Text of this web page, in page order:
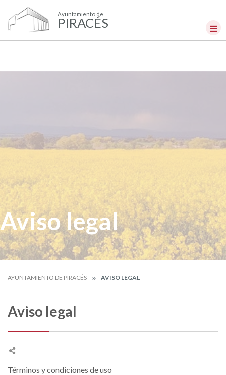
Ayuntamiento de
PIRACÉS
Aviso legal
AYUNTAMIENTO DE PIRACÉS AVISO LEGAL
Aviso legal
Términos y condiciones de uso